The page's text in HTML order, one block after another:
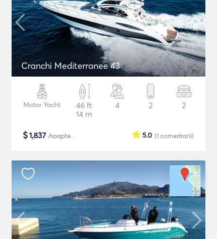
Cranchi Mediterranee 43
Motor Yacht
46 ft
14 m
4 2 2
$1,837 /noapte (1 comentarii)
5.0